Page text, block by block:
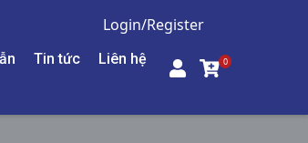
Login/Register
Tin tức Liên hệ 0